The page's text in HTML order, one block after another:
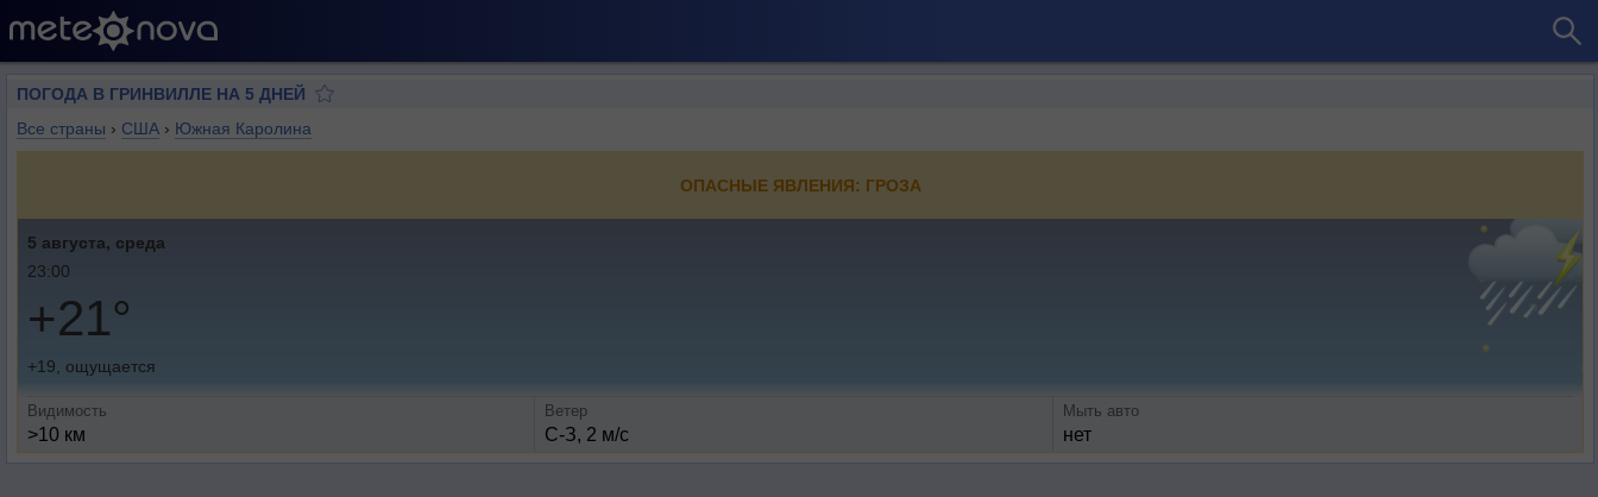
ПОГОДА В ГРИНВИЛЛЕ НА 5 ДНЕЙ
Все страны › США › Южная Каролина
ОПАСНЫЕ ЯВЛЕНИЯ: ГРОЗА
5 августа, среда
23:00
+21°
+19, ощущается
Видимость
>10 км
Ветер
С-З, 2 м/с
Мыть авто
нет